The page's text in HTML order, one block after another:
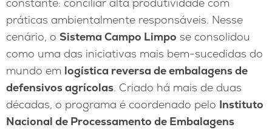
práticas ambientalmente responsáveis. Nesse
cenário, o Sistema Campo Limpo se consolidou
como uma das iniciativas mais bem-sucedidas do
mundo em logística reversa de embalagens de
defensivos agrícolas. Criado há mais de duas
décadas, o programa é coordenado pelo Instituto
Nacional de Processamento de Embalagens